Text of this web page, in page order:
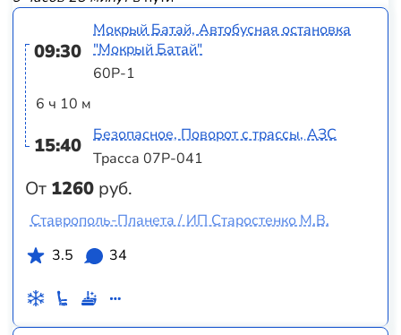
09:30
6 ч 10 м
15:40
От 1260 руб.
Мокрый Батай, Автобусная остановка
"Мокрый Батай"
60Р-1
Безопасное, Поворот с трассы, АЗС
Трасса 07Р-041
Ставрополь-Планета / ИП Старостенко М.В.
3.5
34